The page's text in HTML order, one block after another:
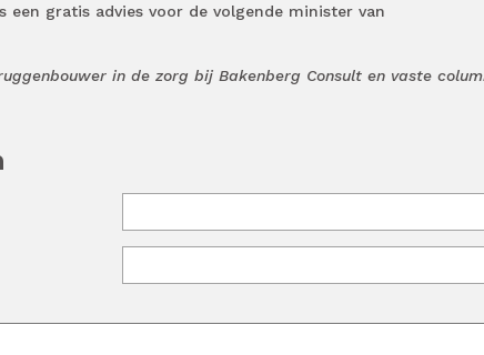
een gratis advies voor de volgende minister van
in de zorg bij Bakenberg Consult en vaste